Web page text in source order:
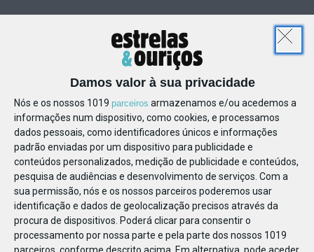
Damos valor à sua privacidade
Nós e os nossos 1019 parceiros armazenamos e/ou acedemos a
informações num dispositivo, como cookies, e processamos
dados pessoais, como identificadores únicos e informações
padrão enviadas por um dispositivo para publicidade e
conteúdos personalizados, medição de publicidade e conteúdos,
pesquisa de audiências e desenvolvimento de serviços. Com a
sua permissão, nós e os nossos parceiros poderemos usar
identificação e dados de geolocalização precisos através da
procura de dispositivos. Poderá clicar para consentir o
processamento por nossa parte e pela parte dos nossos 1019
parceiros, conforme descrito acima. Em alternativa, pode aceder